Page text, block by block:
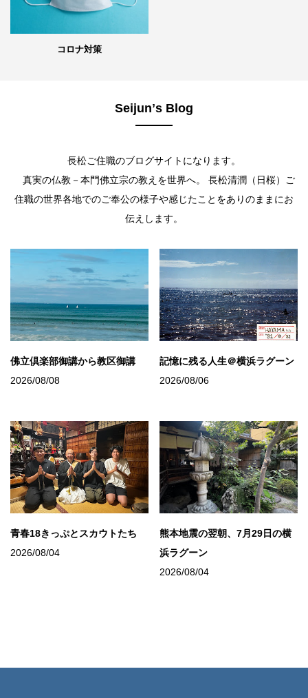
コロナ対策
Seijunʼs Blog
長松ご住職のブログサイトになります。
真実の仏教－本門佛立宗の教えを世界へ。 長松清潤（日桜）ご
住職の世界各地でのご奉公の様子や感じたことをありのままにお
伝えします。
佛立倶楽部御講から教区御講
2026/08/08
記憶に残る人生＠横浜ラグーン
2026/08/06
青春18きっぷとスカウトたち
2026/08/04
熊本地震の翌朝、7月29日の横
浜ラグーン
2026/08/04